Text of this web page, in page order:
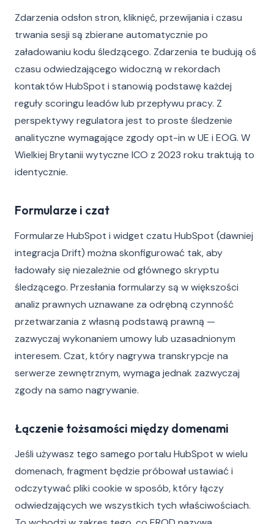
Zdarzenia odsłon stron, kliknięć, przewijania i czasu
trwania sesji są zbierane automatycznie po
załadowaniu kodu śledzącego. Zdarzenia te budują oś
czasu odwiedzającego widoczną w rekordach
kontaktów HubSpot i stanowią podstawę każdej
reguły scoringu leadów lub przepływu pracy. Z
perspektywy regulatora jest to proste śledzenie
analityczne wymagające zgody opt-in w UE i EOG. W
Wielkiej Brytanii wytyczne ICO z 2023 roku traktują to
identycznie.
Formularze i czat
Formularze HubSpot i widget czatu HubSpot (dawniej
integracja Drift) można skonfigurować tak, aby
ładowały się niezależnie od głównego skryptu
śledzącego. Przesłania formularzy są w większości
analiz prawnych uznawane za odrębną czynność
przetwarzania z własną podstawą prawną —
zazwyczaj wykonaniem umowy lub uzasadnionym
interesem. Czat, który nagrywa transkrypcje na
serwerze zewnętrznym, wymaga jednak zazwyczaj
zgody na samo nagrywanie.
Łączenie tożsamości między domenami
Jeśli używasz tego samego portalu HubSpot w wielu
domenach, fragment będzie próbował ustawiać i
odczytywać pliki cookie w sposób, który łączy
odwiedzających we wszystkich tych właściwościach.